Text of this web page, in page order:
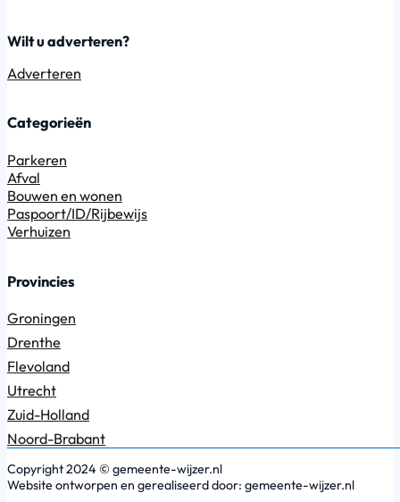
Wilt u adverteren?
Adverteren
Categorieën
Parkeren
Afval
Bouwen en wonen
Paspoort/ID/Rijbewijs
Verhuizen
Provincies
Groningen
Drenthe
Flevoland
Utrecht
Zuid-Holland
Noord-Brabant
Copyright 2024 © gemeente-wijzer.nl
Website ontworpen en gerealiseerd door: gemeente-wijzer.nl